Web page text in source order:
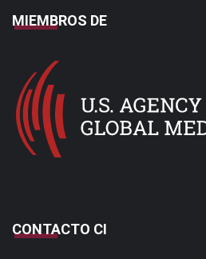
MIEMBROS DE
CONTACTO CI